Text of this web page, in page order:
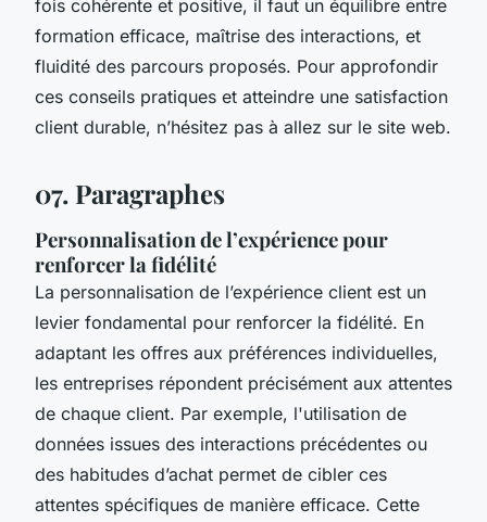
fois cohérente et positive, il faut un équilibre entre
formation efficace, maîtrise des interactions, et
fluidité des parcours proposés. Pour approfondir
ces conseils pratiques et atteindre une satisfaction
client durable, n’hésitez pas à allez sur le site web.
07. Paragraphes
Personnalisation de l’expérience pour
renforcer la fidélité
La personnalisation de l’expérience client est un
levier fondamental pour renforcer la fidélité. En
adaptant les offres aux préférences individuelles,
les entreprises répondent précisément aux attentes
de chaque client. Par exemple, l'utilisation de
données issues des interactions précédentes ou
des habitudes d’achat permet de cibler ces
attentes spécifiques de manière efficace. Cette